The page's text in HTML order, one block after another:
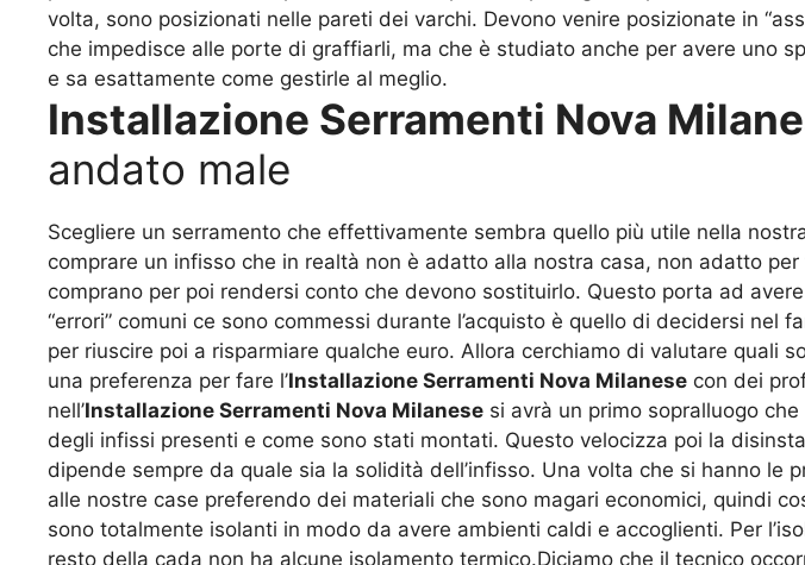
volta, sono posizionati nelle pareti dei varchi. Devono venire posizionate in
che impedisce alle porte di graffiarli, ma che è studiato anche per avere uno
e sa esattamente come gestirle al meglio.
Installazione Serramenti Nova
andato male
Scegliere un serramento che effettivamente sembra quello più utile nella
comprare un infisso che in realtà non è adatto alla nostra casa, non adatto
comprano per poi rendersi conto che devono sostituirlo. Questo porta ad
“errori” comuni ce sono commessi durante l’acquisto è quello di decidersi nel
per riuscire poi a risparmiare qualche euro. Allora cerchiamo di valutare quali
una preferenza per fare l’Installazione Serramenti Nova Milanese con dei
nell’Installazione Serramenti Nova Milanese si avrà un primo sopralluogo
degli infissi presenti e come sono stati montati. Questo velocizza poi la
dipende sempre da quale sia la solidità dell’infisso. Una volta che si hanno
alle nostre case preferendo dei materiali che sono magari economici, quindi
sono totalmente isolanti in modo da avere ambienti caldi e accoglienti. Per
resto della cada non ha alcune isolamento termico.Diciamo che il tecnico